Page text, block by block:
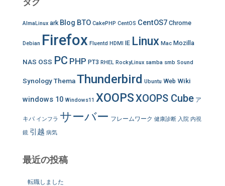
タグ
AlmaLinux ark Blog BTO CakePHP CentOS CentOS7 Chrome
Debian Firefox Fluentd HDMI IE Linux Mac Mozilla
NAS OSS PC PHP PT3 RHEL RockyLinux samba smb Sound
SynologyThemaThunderbird Ubuntu Web Wiki
windows 10 Windows11 XOOPSXOOPS Cube ア
キバ インフラ サーバー フレームワーク 健康診断 入院 内視
鏡 引越 病気
最近の投稿
転職しました